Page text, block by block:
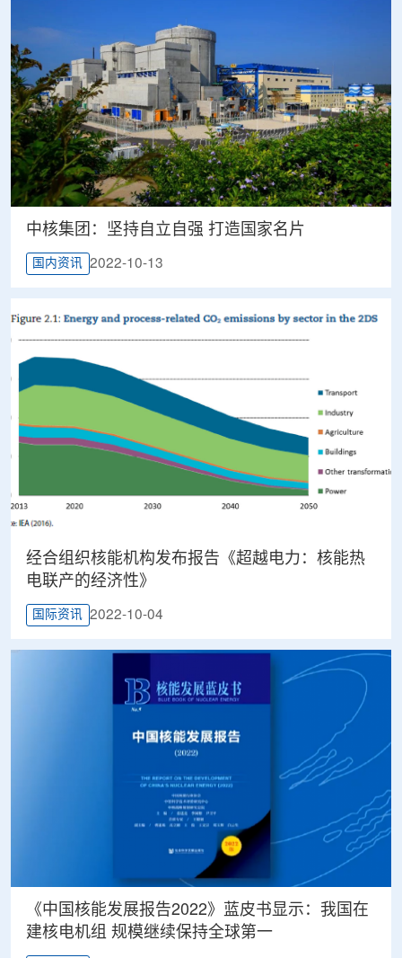
中核集团：坚持自立自强 打造国家名片
国内资讯 2022-10-13
经合组织核能机构发布报告《超越电力：核能热
电联产的经济性》
国际资讯 2022-10-04
《中国核能发展报告2022》蓝皮书显示：我国在
建核电机组 规模继续保持全球第一